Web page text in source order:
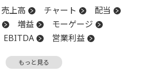
売上高 チャート
配当
増益
モーゲージ
EBITDA
営業利益
CB 時価総額
もっと見る